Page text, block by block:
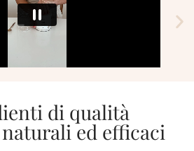
di qualità
ed efficaci